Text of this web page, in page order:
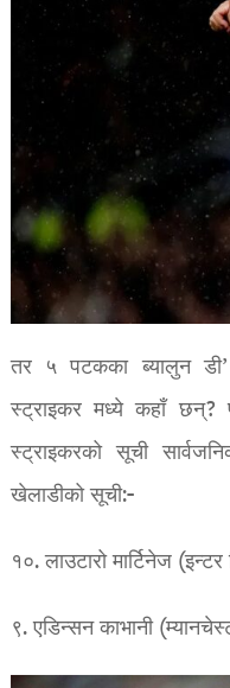
तर ५ पटकका ब्यालुन
स्ट्राइकर मध्ये कहाँ छन्?
स्ट्राइकरको सूची
खेलाडीको सूची:-
१०. लाउटारो मार्टिनेज
९. एडिन्सन काभानी